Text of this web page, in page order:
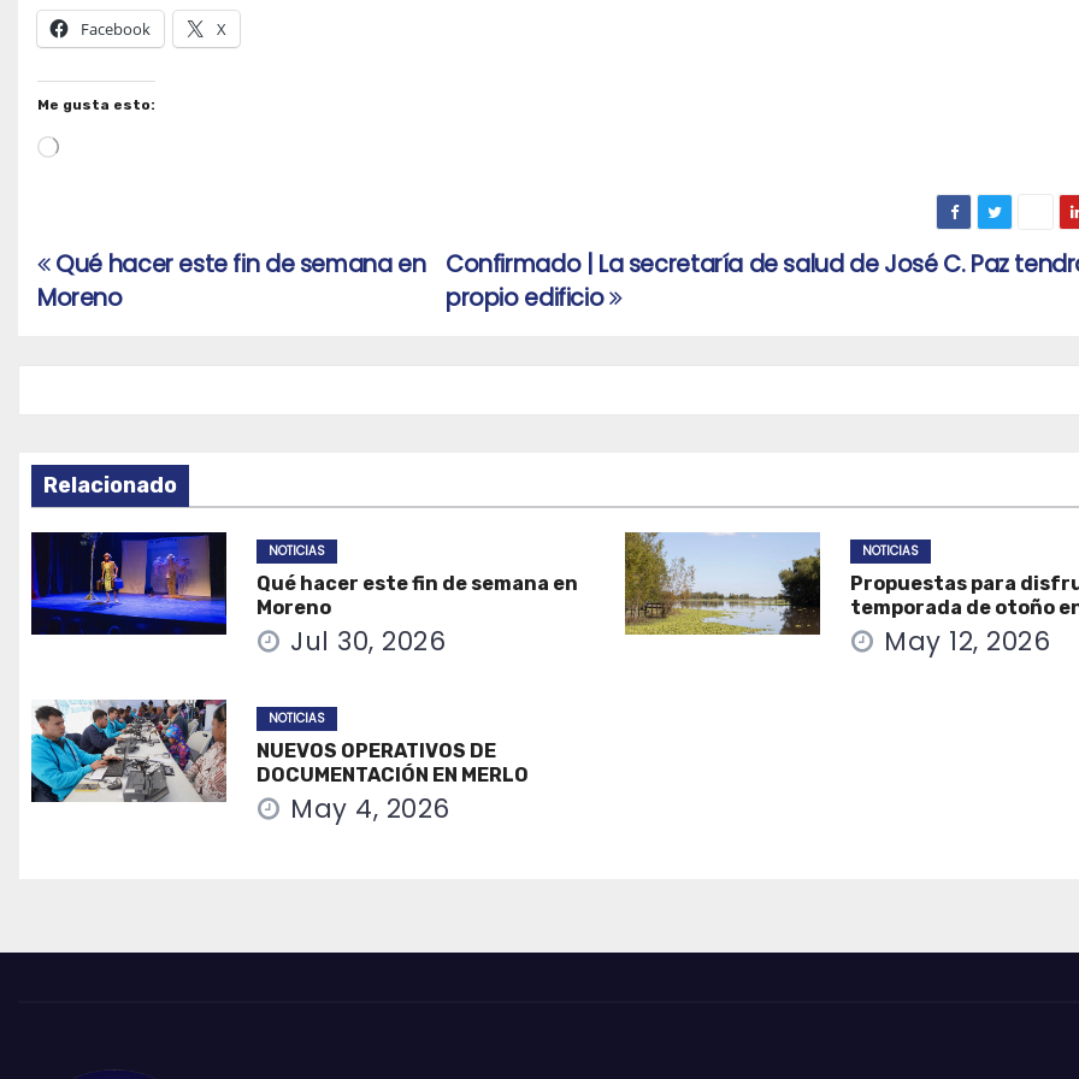
Facebook X
Me gusta esto:
Cargando...
Navegación
de
Confirmado | La secretaría de salud de José C. Paz
propio edificio
Qué hacer este fin de semana en
Moreno
Relacionado
NOTICIAS
Qué hacer este fin de semana en
Moreno
Jul 30, 2026
NOTICIAS
Propuestas para
temporada de otoño
May 12, 2026
NOTICIAS
NUEVOS OPERATIVOS DE
DOCUMENTACIÓN EN MERLO
May 4, 2026